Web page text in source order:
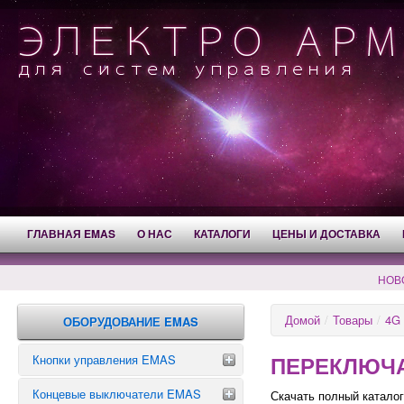
ГЛАВНАЯ EMAS О НАС КАТАЛОГИ ЦЕНЫ И ДОСТАВКА
ОБОРУДОВАНИЕ EMAS
Кнопки управления EMAS
Аварийные кнопки
Концевые выключатели EMAS
Домой / Товары / 4G
Скачать полный